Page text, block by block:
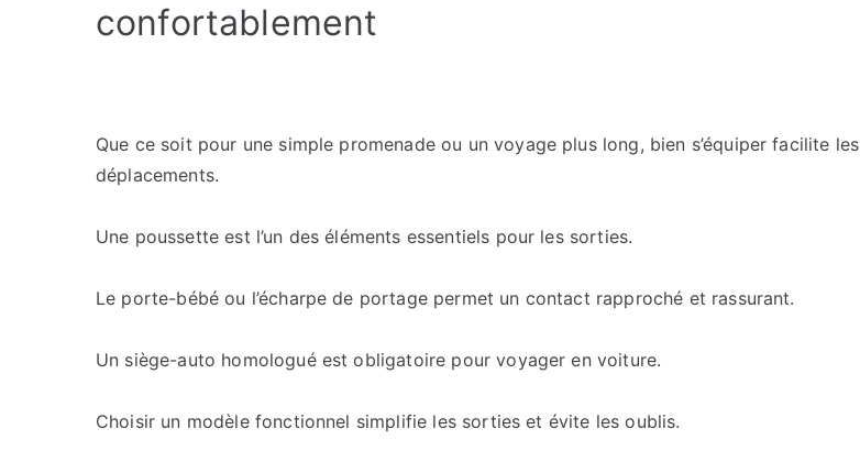
confortablement
Que ce soit pour une simple promenade ou un voyage plus long, bien s’équiper facilite les
déplacements.
Une poussette est l’un des éléments essentiels pour les sorties.
Le porte-bébé ou l’écharpe de portage permet un contact rapproché et rassurant.
Un siège-auto homologué est obligatoire pour voyager en voiture.
Choisir un modèle fonctionnel simplifie les sorties et évite les oublis.